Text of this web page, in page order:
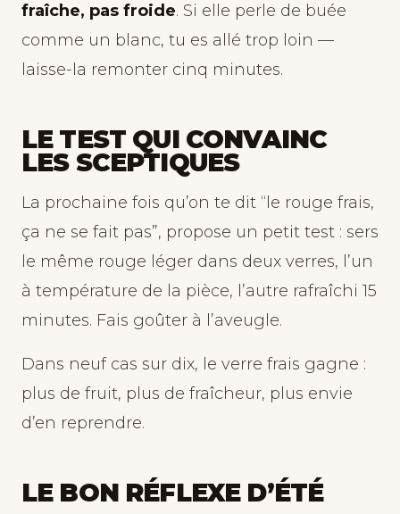
fraîche, pas froide. Si elle perle de buée
comme un blanc, tu es allé trop loin —
laisse-la remonter cinq minutes.
LE TEST QUI CONVAINC
LES SCEPTIQUES
La prochaine fois qu’on te dit “le rouge frais,
ça ne se fait pas”, propose un petit test : sers
le même rouge léger dans deux verres, l’un
à température de la pièce, l’autre rafraîchi 15
minutes. Fais goûter à l’aveugle.
Dans neuf cas sur dix, le verre frais gagne :
plus de fruit, plus de fraîcheur, plus envie
d’en reprendre.
LE BON RÉFLEXE D’ÉTÉ